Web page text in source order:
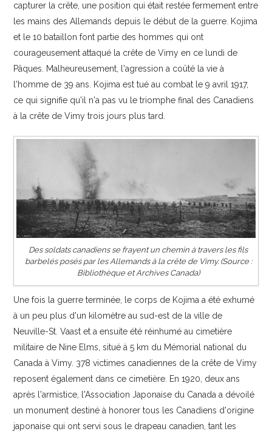
capturer la crête, une position qui était restée fermement entre
les mains des Allemands depuis le début de la guerre. Kojima
et le 10 bataillon font partie des hommes qui ont
courageusement attaqué la crête de Vimy en ce lundi de
Pâques. Malheureusement, l'agression a coûté la vie à
l'homme de 39 ans. Kojima est tué au combat le 9 avril 1917,
ce qui signifie qu'il n'a pas vu le triomphe final des Canadiens
à la crête de Vimy trois jours plus tard.
Des soldats canadiens se frayent un chemin à travers les fils
barbelés posés par les Allemands à la crête de Vimy. (Source :
Bibliothèque et Archives Canada)
Une fois la guerre terminée, le corps de Kojima a été exhumé
à un peu plus d'un kilomètre au sud-est de la ville de
Neuville-St. Vaast et a ensuite été réinhumé au cimetière
militaire de Nine Elms, situé à 5 km du Mémorial national du
Canada à Vimy. 378 victimes canadiennes de la crête de Vimy
reposent également dans ce cimetière. En 1920, deux ans
après l'armistice, l'Association Japonaise du Canada a dévoilé
un monument destiné à honorer tous les Canadiens d'origine
japonaise qui ont servi sous le drapeau canadien, tant les